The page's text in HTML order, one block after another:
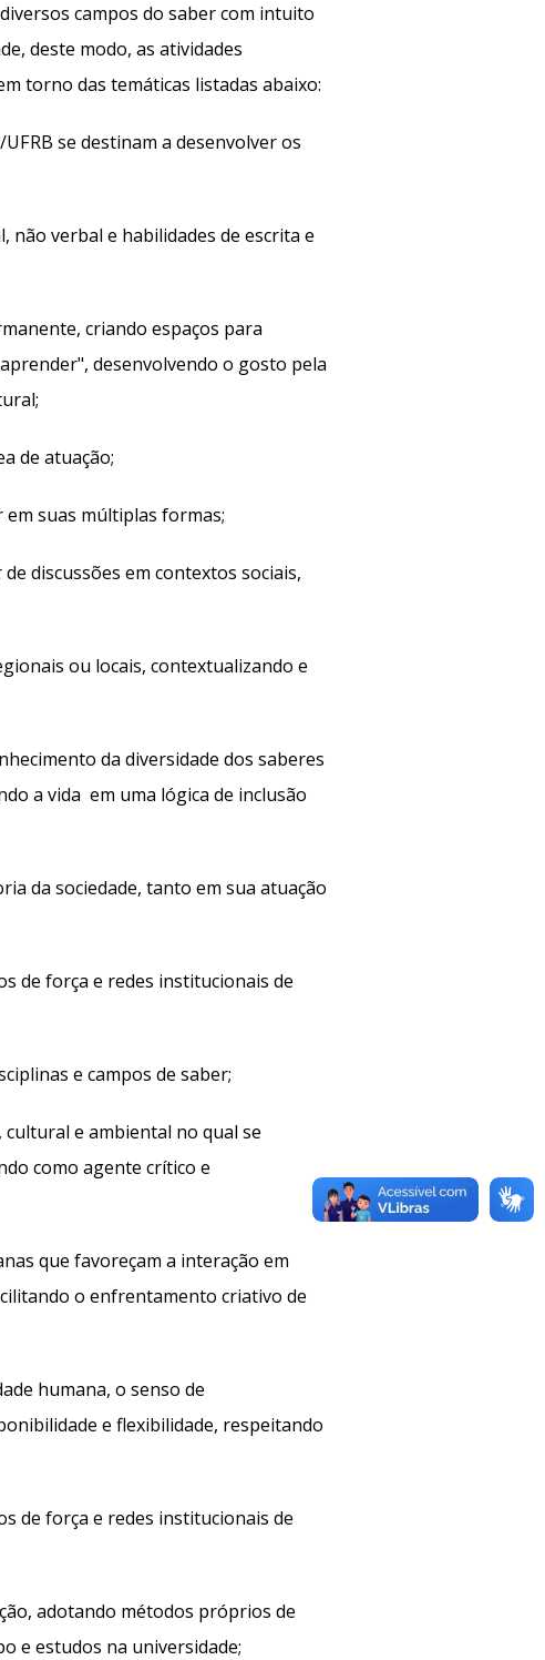
campos do saber com intuito
deste modo, as atividades
torno das temáticas listadas abaixo:
se destinam a desenvolver os
verbal e habilidades de escrita e
criando espaços para
desenvolvendo o gosto pela
de atuação;
suas múltiplas formas;
discussões em contextos sociais,
ou locais, contextualizando e
da diversidade dos saberes
a vida em uma lógica de inclusão
da sociedade, tanto em sua atuação
de força e redes institucionais de
e campos de saber;
e ambiental no qual se
como agente crítico e
que favoreçam a interação em
o enfrentamento criativo de
humana, o senso de
e flexibilidade, respeitando
de força e redes institucionais de
adotando métodos próprios de
e estudos na universidade;